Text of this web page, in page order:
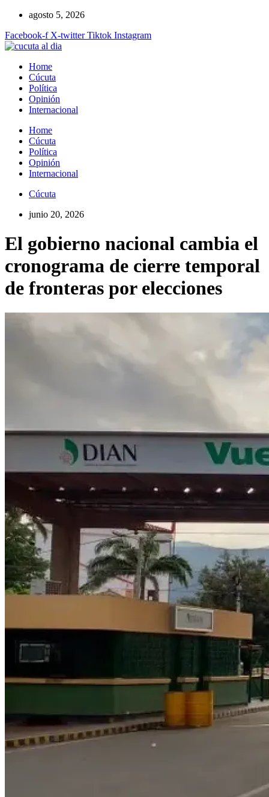
contenido
agosto 5, 2026
Facebook-f X-twitter Tiktok Instagram
Home
Cúcuta
Política
Opinión
Internacional
Home
Cúcuta
Política
Opinión
Internacional
Cúcuta
junio 20, 2026
El gobierno nacional cambia el
cronograma de cierre temporal
de fronteras por elecciones